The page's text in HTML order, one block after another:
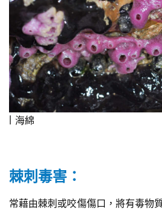
海綿
棘刺毒害：
常藉由棘刺或咬傷傷口，將有毒物